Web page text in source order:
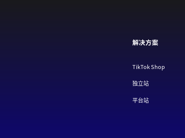
解决方案
TikTok Shop
独立站
平台站